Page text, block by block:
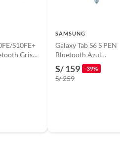
S10FE+
Gris
SAMSUNG
Galaxy Tab S6 S PEN
Bluetooth Azul
ReacondicionadoSemi
Nuevo
S/ 159 -39%
S/ 259